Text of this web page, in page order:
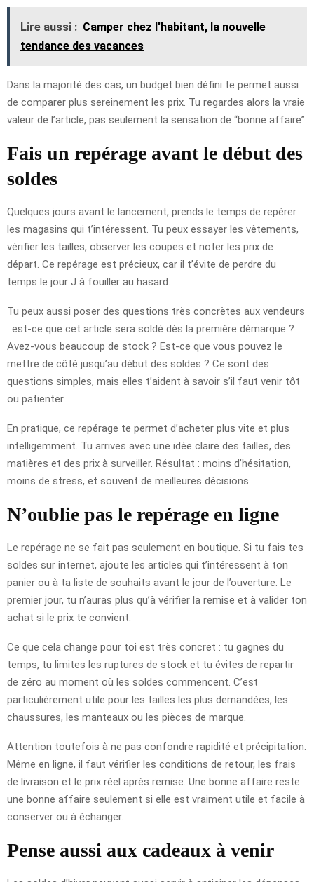
Lire aussi : Camper chez l'habitant, la nouvelle
tendance des vacances
Dans la majorité des cas, un budget bien défini te permet aussi
de comparer plus sereinement les prix. Tu regardes alors la vraie
valeur de l’article, pas seulement la sensation de “bonne affaire”.
Fais un repérage avant le début des
soldes
Quelques jours avant le lancement, prends le temps de repérer
les magasins qui t’intéressent. Tu peux essayer les vêtements,
vérifier les tailles, observer les coupes et noter les prix de
départ. Ce repérage est précieux, car il t’évite de perdre du
temps le jour J à fouiller au hasard.
Tu peux aussi poser des questions très concrètes aux vendeurs
: est-ce que cet article sera soldé dès la première démarque ?
Avez-vous beaucoup de stock ? Est-ce que vous pouvez le
mettre de côté jusqu’au début des soldes ? Ce sont des
questions simples, mais elles t’aident à savoir s’il faut venir tôt
ou patienter.
En pratique, ce repérage te permet d’acheter plus vite et plus
intelligemment. Tu arrives avec une idée claire des tailles, des
matières et des prix à surveiller. Résultat : moins d’hésitation,
moins de stress, et souvent de meilleures décisions.
N’oublie pas le repérage en ligne
Le repérage ne se fait pas seulement en boutique. Si tu fais tes
soldes sur internet, ajoute les articles qui t’intéressent à ton
panier ou à ta liste de souhaits avant le jour de l’ouverture. Le
premier jour, tu n’auras plus qu’à vérifier la remise et à valider ton
achat si le prix te convient.
Ce que cela change pour toi est très concret : tu gagnes du
temps, tu limites les ruptures de stock et tu évites de repartir
de zéro au moment où les soldes commencent. C’est
particulièrement utile pour les tailles les plus demandées, les
chaussures, les manteaux ou les pièces de marque.
Attention toutefois à ne pas confondre rapidité et précipitation.
Même en ligne, il faut vérifier les conditions de retour, les frais
de livraison et le prix réel après remise. Une bonne affaire reste
une bonne affaire seulement si elle est vraiment utile et facile à
conserver ou à échanger.
Pense aussi aux cadeaux à venir